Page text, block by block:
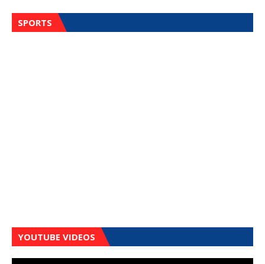
SPORTS
YOUTUBE VIDEOS